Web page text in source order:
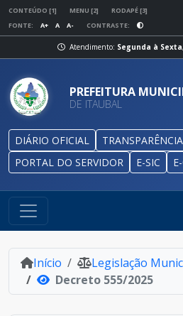
CONTEÚDO [1] MENU [2]
RODAPÉ [3]
FONTE:
A+ A A- CONTRASTE:
Atendimento: Segunda à
PREFEITURA
DE ITAUBAL
DIÁRIO OFICIAL
TRANSPARÊNCIA
PORTAL DO SERVIDOR
E-SIC
Início Legislação
Decreto 555/2025